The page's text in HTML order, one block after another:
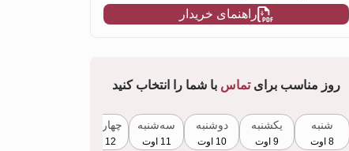
راهنمای خریدار
روز مناسب برایتماس با شما را انتخاب کنید
شنبه
8 اوت
یکشنبه
9 اوت
دوشنبه
10 اوت
سه‌شنبه
11 اوت
چهارشنبه
12 اوت